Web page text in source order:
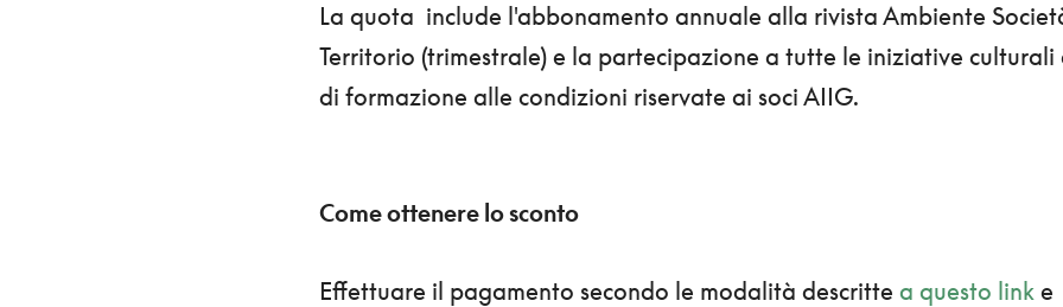
La quota include l'abbonamento annuale alla rivista Ambiente
Territorio (trimestrale) e la partecipazione a tutte le iniziative culturali
di formazione alle condizioni riservate ai soci AIIG.
Come ottenere lo sconto
Effettuare il pagamento secondo le modalità descritte a questo link e